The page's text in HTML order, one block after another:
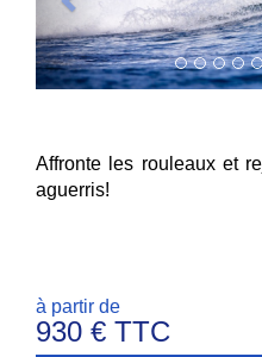
Affronte les rouleaux et
aguerris!
à partir de
930 € TTC